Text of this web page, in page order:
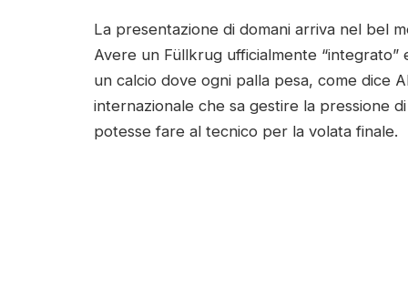
La presentazione di domani arriva nel bel
Avere un Füllkrug ufficialmente
un calcio dove ogni palla pesa, come dice
internazionale che sa gestire la pressione
potesse fare al tecnico per la volata finale.